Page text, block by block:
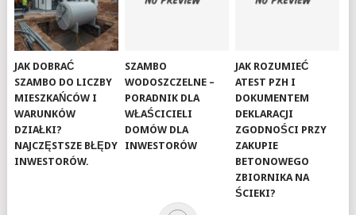
JAK DOBRAĆ
SZAMBO DO LICZBY
MIESZKAŃCÓW I
WARUNKÓW
DZIAŁKI?
NAJCZĘSTSZE BŁĘDY
INWESTORÓW.
SZAMBO
WODOSZCZELNE –
PORADNIK DLA
WŁAŚCICIELI
DOMÓW DLA
INWESTORÓW
JAK ROZUMIEĆ
ATEST PZH I
DOKUMENTEM
DEKLARACJI
ZGODNOŚCI PRZY
ZAKUPIE
BETONOWEGO
ZBIORNIKA NA
ŚCIEKI?